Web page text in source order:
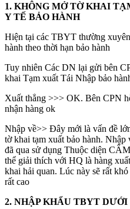
1. KHÔNG MỞ TỜ KHAI
Y TẾ BẢO HÀNH
Hiện tại các TBYT thường
hành theo thời hạn bảo hành
Tuy nhiên Các DN lại gửi bên
khai Tạm xuất Tái Nhập bảo
Xuất thẳng >>> OK. Bên CPN
nhận hàng ok
Nhập về>> Đây mới là vấn đề
tờ khai tạm xuất bảo hành.
đã qua sử dụng Thuộc diện
thể giải thích với HQ là hàng
khai hải quan. Lúc này sẽ rất
rất cao
2. NHẬP KHẨU TBYT